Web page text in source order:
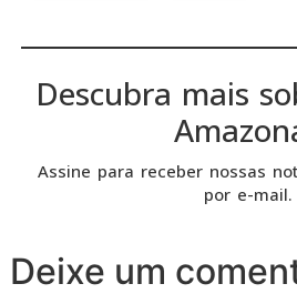
Descubra mais
Assine para receber nossas
por e-mail.
Deixe um